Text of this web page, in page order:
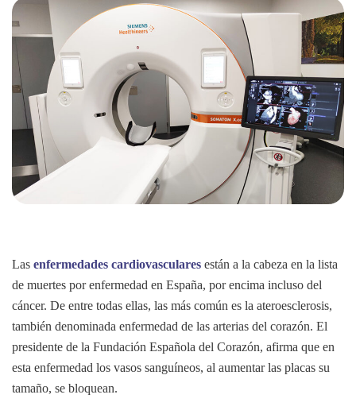
Las enfermedades cardiovasculares están a la cabeza en la lista
de muertes por enfermedad en España, por encima incluso del
cáncer. De entre todas ellas, las más común es la ateroesclerosis,
también denominada enfermedad de las arterias del corazón. El
presidente de la Fundación Española del Corazón, afirma que en
esta enfermedad los vasos sanguíneos, al aumentar las placas su
tamaño, se bloquean.